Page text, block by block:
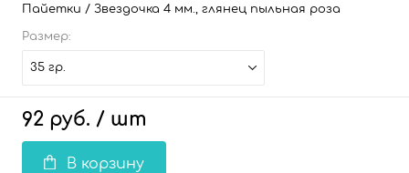
Пайетки / Звездочка 4 мм., глянец пыльная роза
Размер:
35 гр.
92 руб. / шт
В корзину